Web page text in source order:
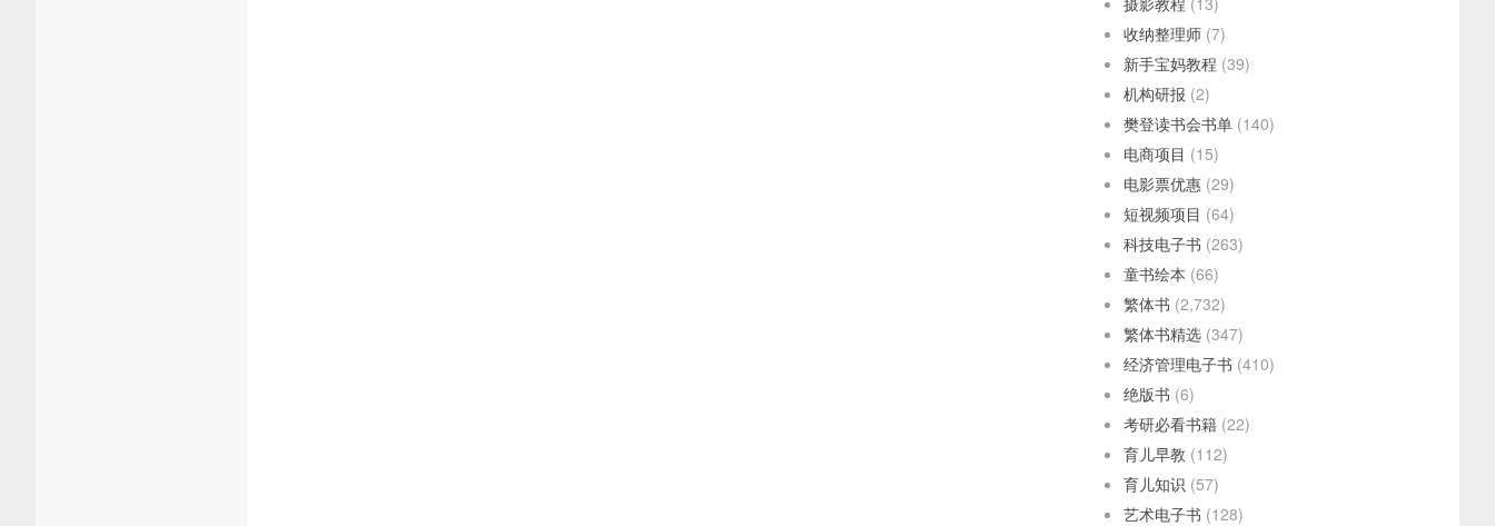
收纳整理师 (7)
新手宝妈教程 (39)
机构研报 (2)
樊登读书会书单 (140)
电商项目 (15)
电影票优惠 (29)
短视频项目 (64)
科技电子书 (263)
童书绘本 (66)
繁体书 (2,732)
繁体书精选 (347)
经济管理电子书 (410)
绝版书 (6)
考研必看书籍 (22)
育儿早教 (112)
育儿知识 (57)
艺术电子书 (128)